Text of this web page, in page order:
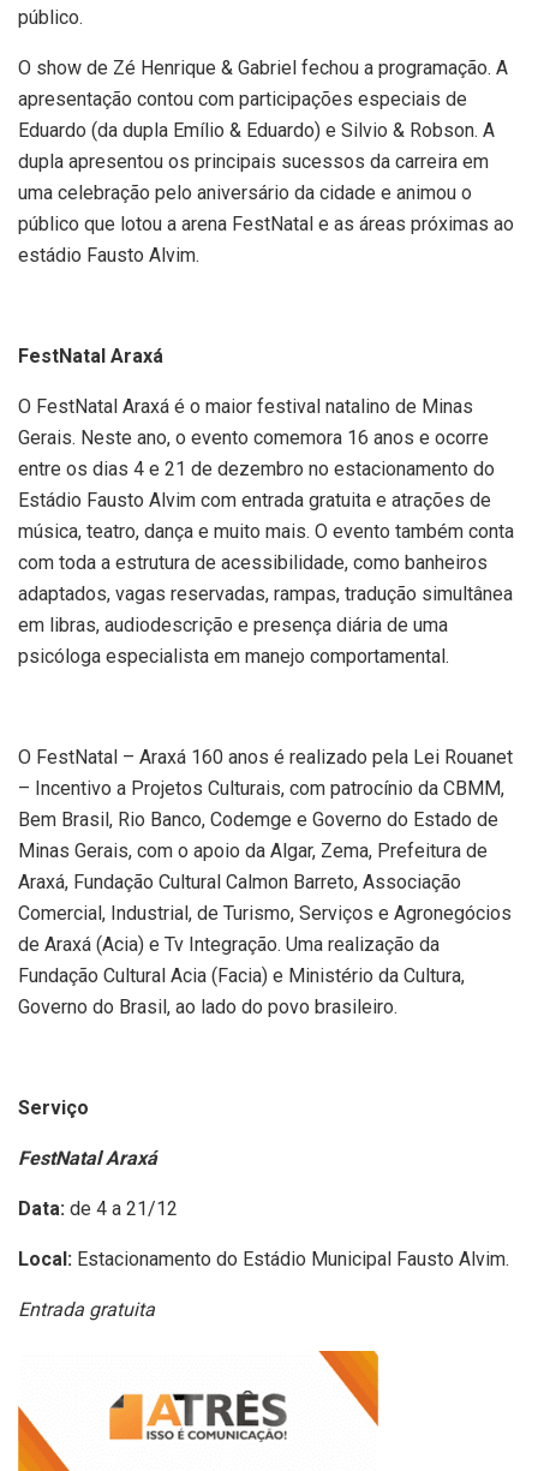
público.
O show de Zé Henrique & Gabriel fechou a programação. A
apresentação contou com participações especiais de
Eduardo (da dupla Emílio & Eduardo) e Silvio & Robson. A
dupla apresentou os principais sucessos da carreira em
uma celebração pelo aniversário da cidade e animou o
público que lotou a arena FestNatal e as áreas próximas ao
estádio Fausto Alvim.
FestNatal Araxá
O FestNatal Araxá é o maior festival natalino de Minas
Gerais. Neste ano, o evento comemora 16 anos e ocorre
entre os dias 4 e 21 de dezembro no estacionamento do
Estádio Fausto Alvim com entrada gratuita e atrações de
música, teatro, dança e muito mais. O evento também conta
com toda a estrutura de acessibilidade, como banheiros
adaptados, vagas reservadas, rampas, tradução simultânea
em libras, audiodescrição e presença diária de uma
psicóloga especialista em manejo comportamental.
O FestNatal – Araxá 160 anos é realizado pela Lei Rouanet
– Incentivo a Projetos Culturais, com patrocínio da CBMM,
Bem Brasil, Rio Banco, Codemge e Governo do Estado de
Minas Gerais, com o apoio da Algar, Zema, Prefeitura de
Araxá, Fundação Cultural Calmon Barreto, Associação
Comercial, Industrial, de Turismo, Serviços e Agronegócios
de Araxá (Acia) e Tv Integração. Uma realização da
Fundação Cultural Acia (Facia) e Ministério da Cultura,
Governo do Brasil, ao lado do povo brasileiro.
Serviço
FestNatal Araxá
Data: de 4 a 21/12
Local: Estacionamento do Estádio Municipal Fausto Alvim.
Entrada gratuita